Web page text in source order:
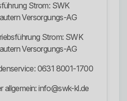
Strom: SWK
Versorgungs-AG
Strom: SWK
Versorgungs-AG
0631 8001-1700
allgemein: info@swk-kl.de